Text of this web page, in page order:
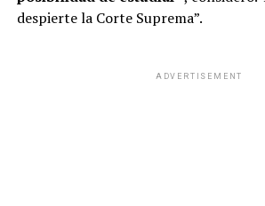
despierte la Corte Suprema”.
ADVERTISEMENT